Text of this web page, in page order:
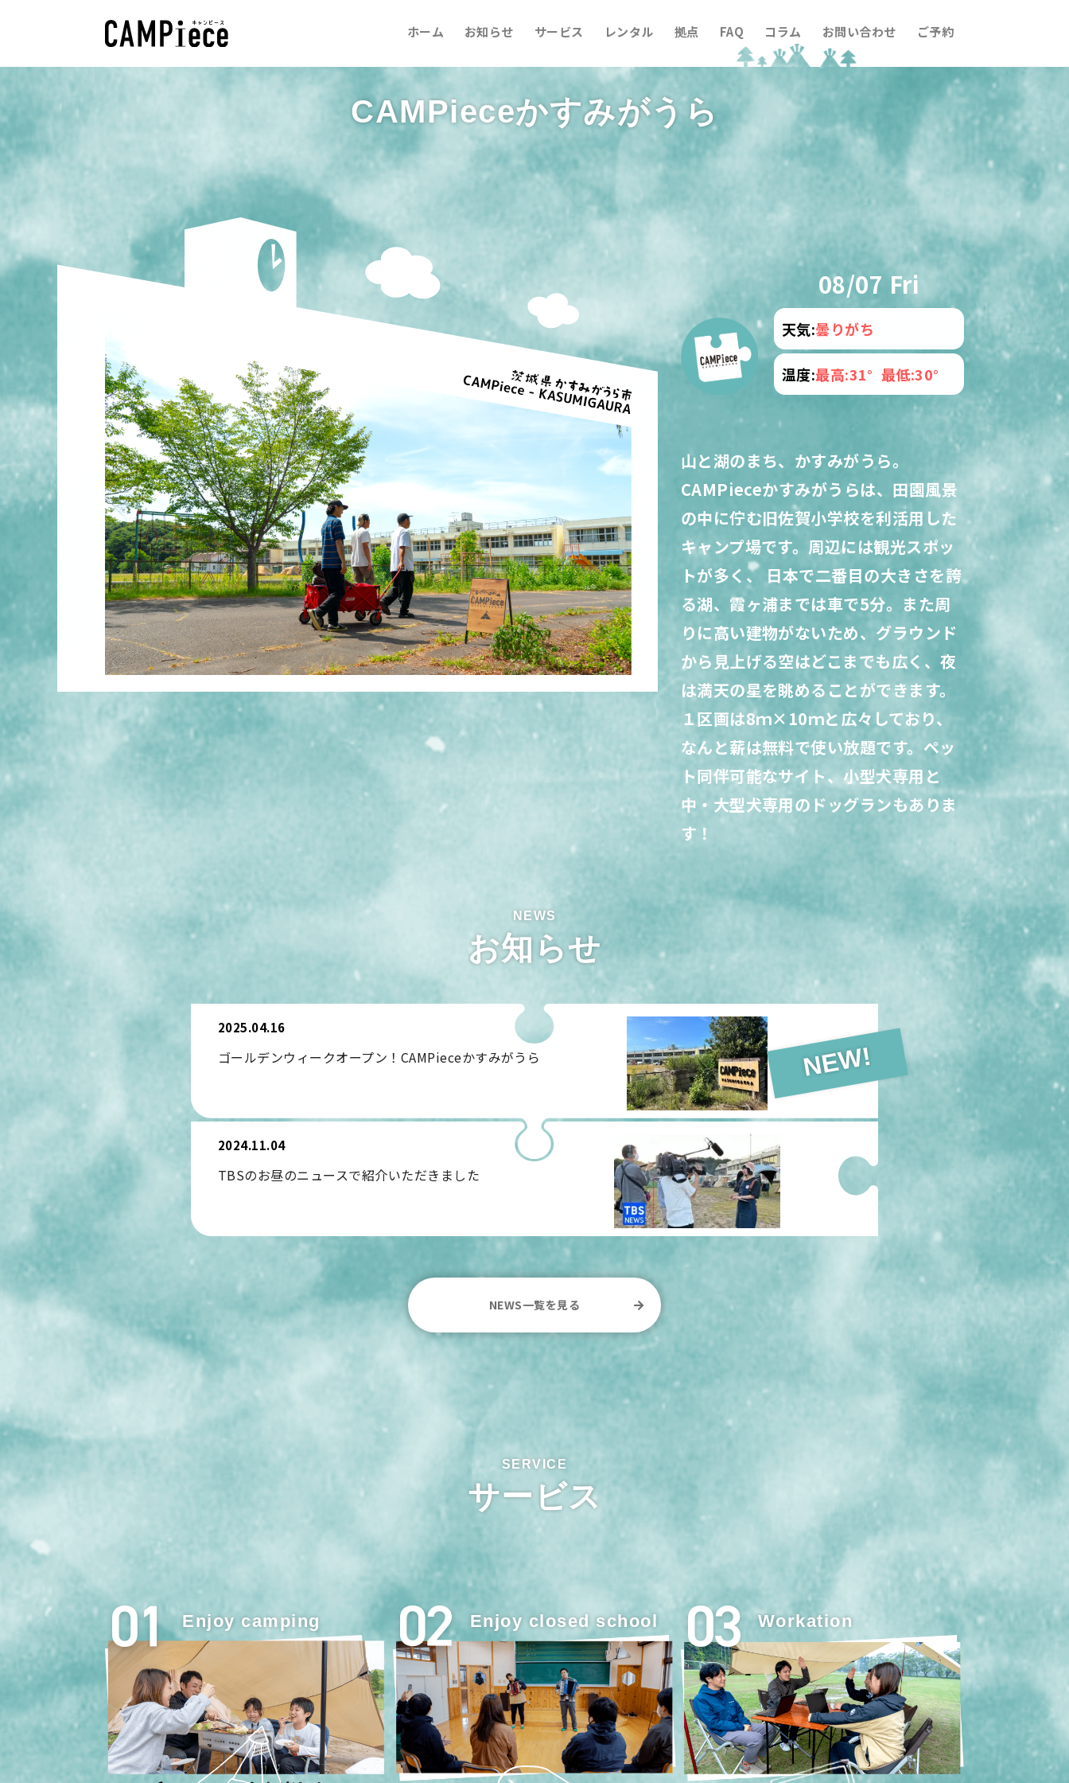
ホーム お知らせ サービス レンタル 拠点 FAQ コラム お問い合わせ ご予約
CAMPieceかすみがうら
08/07 Fri
天気:曇りがち
温度:最高:31° 最低:30°
山と湖のまち、かすみがうら。
CAMPieceかすみがうらは、田園風景
の中に佇む旧佐賀小学校を利活用した
キャンプ場です。周辺には観光スポッ
トが多く、 日本で二番目の大きさを誇
る湖、霞ヶ浦までは車で5分。また周
りに高い建物がないため、グラウンド
から見上げる空はどこまでも広く、夜
は満天の星を眺めることができます。
１区画は8ｍ×10ｍと広々しており、
なんと薪は無料で使い放題です。ペッ
ト同伴可能なサイト、小型犬専用と
中・大型犬専用のドッグランもありま
す！
お知らせ
2025.04.16
ゴールデンウィークオープン！CAMPieceかすみがうら
2024.11.04
TBSのお昼のニュースで紹介いただきました
NEWS一覧を見る
サービス
Enjoy camping Enjoy closed school Workation